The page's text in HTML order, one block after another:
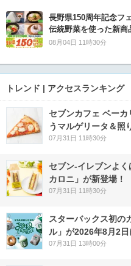
長野県150周年記念フ
伝統野菜を使った新商
08月04日 11時30分
トレンド | アクセスランキング
セブンカフェ ベー
うマルゲリータ＆照
07月31日 11時30分
セブン‐イレブンよ
カロニ」が新登場！
07月31日 11時30分
スターバックス初の
ル」が2026年8月2
07月31日 13時00分